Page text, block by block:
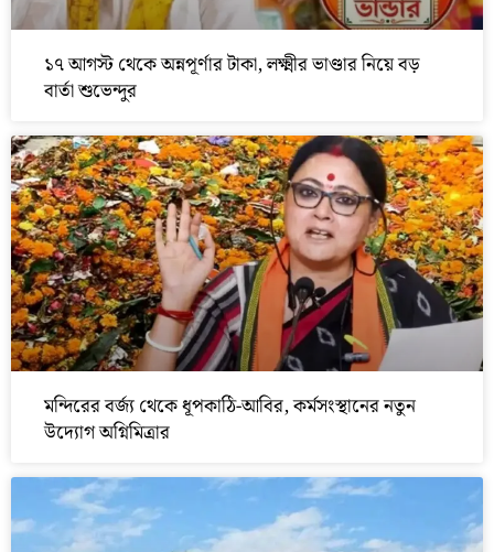
১৭ আগস্ট থেকে অন্নপূর্ণার টাকা, লক্ষ্মীর ভাণ্ডার নিয়ে বড়
বার্তা শুভেন্দুর
মন্দিরের বর্জ্য থেকে ধূপকাঠি-আবির, কর্মসংস্থানের নতুন
উদ্যোগ অগ্নিমিত্রার